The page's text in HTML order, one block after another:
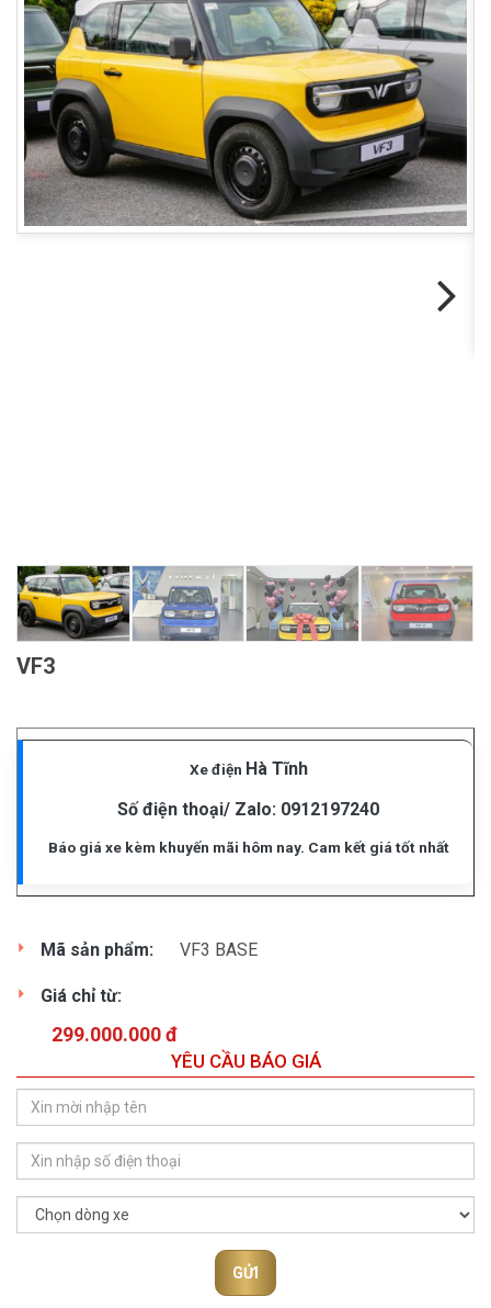
VF3
Xe điện Hà Tĩnh
Số điện thoại/ Zalo: 0912197240
Báo giá xe kèm khuyến mãi hôm nay. Cam kết giá tốt nhất
Mã sản phẩm: VF3 BASE
Giá chỉ từ:
299.000.000 đ
YÊU CẦU BÁO GIÁ
GỬI